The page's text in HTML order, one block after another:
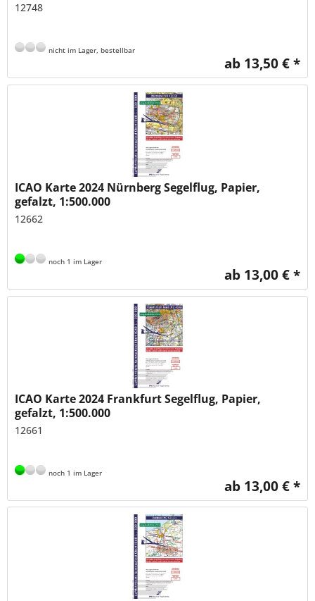
12748
nicht im Lager, bestellbar
ab 13,50 € *
ICAO Karte 2024 Nürnberg Segelflug, Papier,
gefalzt, 1:500.000
12662
noch 1 im Lager
ab 13,00 € *
ICAO Karte 2024 Frankfurt Segelflug, Papier,
gefalzt, 1:500.000
12661
noch 1 im Lager
ab 13,00 € *